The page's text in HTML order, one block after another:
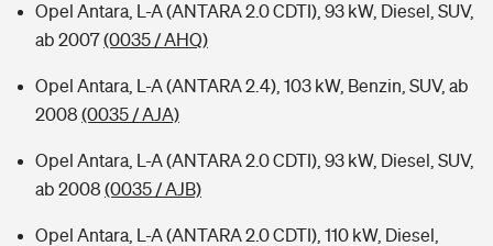
Sie haben Fragen?
Opel Antara, L-A (ANTARA 2.0 CDTI), 93 kW, Diesel, SUV,
ab 2007(0035 / AHQ)
Opel Antara, L-A (ANTARA 2.4), 103 kW, Benzin, SUV, ab
2008 (0035 / AJA)
Opel Antara, L-A (ANTARA 2.0 CDTI), 93 kW, Diesel, SUV,
ab 2008 (0035 / AJB)
Opel Antara, L-A (ANTARA 2.0 CDTI), 110 kW, Diesel,